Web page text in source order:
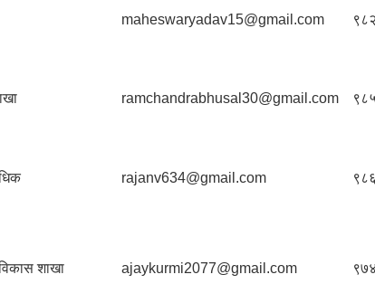
maheswaryadav15@gmail.com
ramchandrabhusal30@gmail.com
rajanv634@gmail.com
शाखा ajaykurmi2077@gmail.com